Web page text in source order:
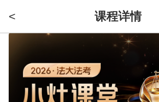
< 课程详情